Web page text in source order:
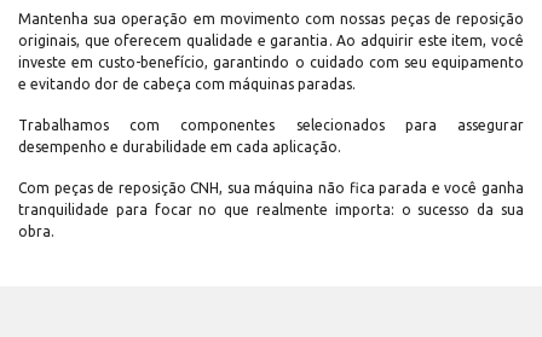
Mantenha sua operação em movimento com nossas peças de reposição
originais, que oferecem qualidade e garantia. Ao adquirir este item, você
investe em custo-benefício, garantindo o cuidado com seu equipamento
e evitando dor de cabeça com máquinas paradas.
Trabalhamos com componentes selecionados para assegurar
desempenho e durabilidade em cada aplicação.
Com peças de reposição CNH, sua máquina não fica parada e você ganha
tranquilidade para focar no que realmente importa: o sucesso da sua
obra.